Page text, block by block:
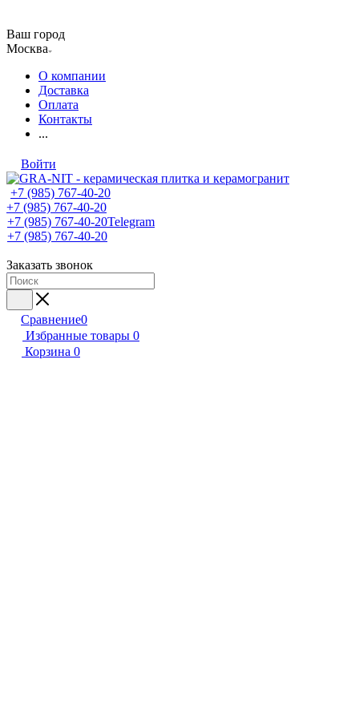
Ваш город
Москва
О компании
Доставка
Оплата
Контакты
...
Войти
+7 (985) 767-40-20
+7 (985) 767-40-20
+7 (985) 767-40-20Telegram
+7 (985) 767-40-20
Заказать звонок
Сравнение0
Избранные товары 0
Корзина 0